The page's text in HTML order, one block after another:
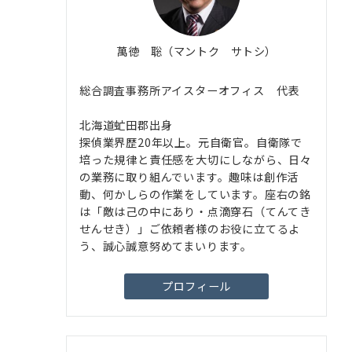
萬徳 聡（マントク サトシ）
総合調査事務所アイスターオフィス 代表
北海道虻田郡出身
探偵業界歴20年以上。元自衛官。自衛隊で
培った規律と責任感を大切にしながら、日々
の業務に取り組んでいます。趣味は創作活
動、何かしらの作業をしています。座右の銘
は「敵は己の中にあり・点滴穿石（てんてき
せんせき）」ご依頼者様のお役に立てるよ
う、誠心誠意努めてまいります。
プロフィール